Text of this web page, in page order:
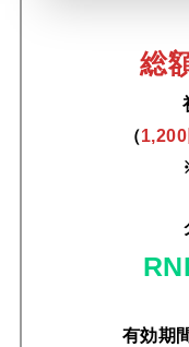
総
（
有効期